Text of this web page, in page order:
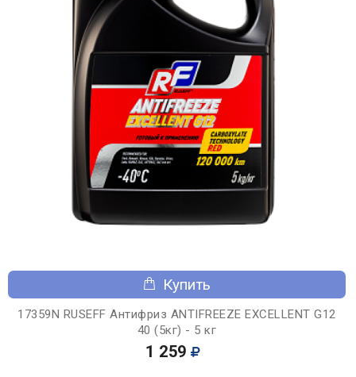
Купить
17359N RUSEFF Антифриз ANTIFREEZE EXCELLENT G12
40 (5кг) - 5 кг
1 259